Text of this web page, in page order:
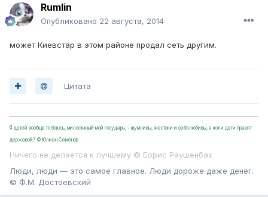
Rumlin
Опубликовано 22 августа, 2014
может Киевстар в этом районе продал сеть другим.
Цитата
Я детей вообще то боюсь, милостивый мой государь, - шумливы, жестоки и себялюбивы, а коли дети правят
державой? ©Юлиан Семёнов
Ничего не делается к лучшему © Борис Раушенбах
Люди, люди — это самое главное. Люди дороже даже денег.
© Ф.М. Достоевский